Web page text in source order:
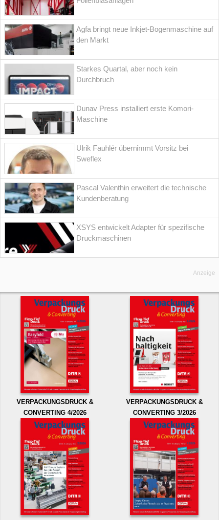
Agfa bringt neue Inkjet-Bogenmaschine auf
den Markt
Starkes Quartal, aber noch kein
Durchbruch
Dunav Press installiert erste Komori-
Maschine
Ulrik Fauhlér übernimmt Vorsitz bei
Sweflex
Pascal Valenthin erweitert die technische
Kundenberatung
XSYS entwickelt Adapter für spezifische
Druckmaschinen
Anzeige
VERPACKUNGSDRUCK &
CONVERTING 4/2026
VERPACKUNGSDRUCK &
CONVERTING 3/2026